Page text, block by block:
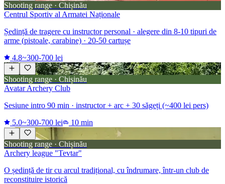
Shooting range · Chișinău
Centrul Sportiv al Armatei Naționale
Ședință de tragere cu instructor personal · alegere din 8-10 tipuri de
arme (pistoale, carabine) · 20-50 cartușe
4.8~300-700 lei
Shooting range · Chișinău
Avatar Archery Club
Sesiune intro 90 min · instructor + arc + 30 săgeți (~400 lei pers)
5.0~300-700 lei 10 min
Shooting range · Chișinău
Archery league "Tevtar"
O ședință de tir cu arcul tradițional, cu îndrumare, într-un club de
reconstituire istorică